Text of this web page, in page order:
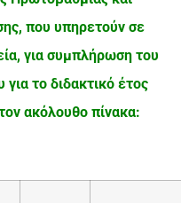
που υπηρετούν σε
για συμπλήρωση του
το διδακτικό έτος
ακόλουθο πίνακα: